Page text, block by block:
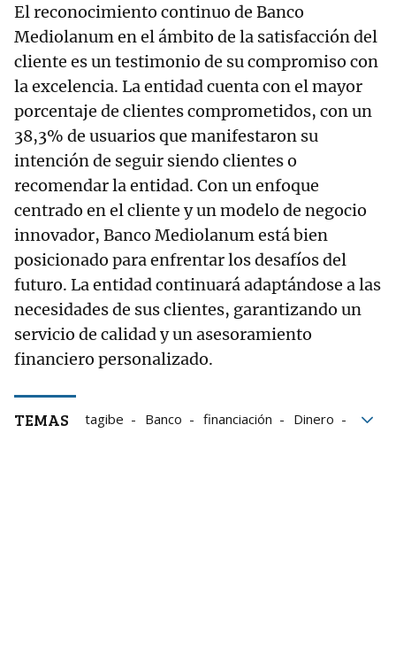
El reconocimiento continuo de Banco
Mediolanum en el ámbito de la satisfacción del
cliente es un testimonio de su compromiso con
la excelencia. La entidad cuenta con el mayor
porcentaje de clientes comprometidos, con un
38,3% de usuarios que manifestaron su
intención de seguir siendo clientes o
recomendar la entidad. Con un enfoque
centrado en el cliente y un modelo de negocio
innovador, Banco Mediolanum está bien
posicionado para enfrentar los desafíos del
futuro. La entidad continuará adaptándose a las
necesidades de sus clientes, garantizando un
servicio de calidad y un asesoramiento
financiero personalizado.
TEMAS tagibe Banco financiación
Dinero